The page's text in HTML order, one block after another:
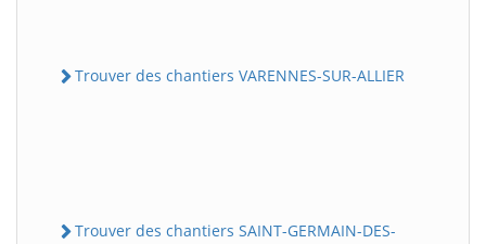
Trouver des chantiers VARENNES-SUR-ALLIER
Trouver des chantiers SAINT-GERMAIN-DES-